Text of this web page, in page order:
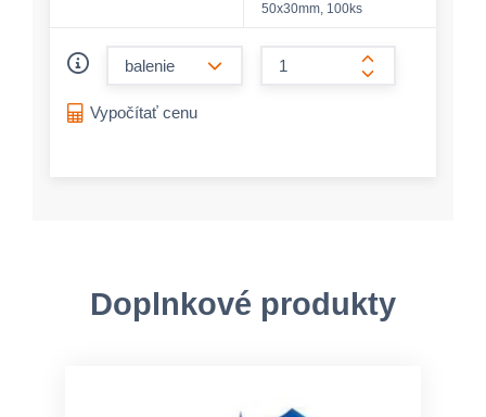
50x30mm, 100ks
form.increase-
Vypočítať cenu
Doplnkové produkty